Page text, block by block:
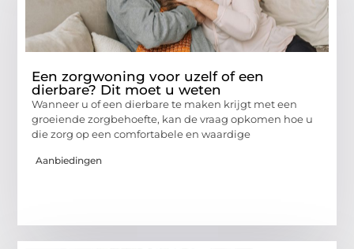
Een zorgwoning voor uzelf of een
dierbare? Dit moet u weten
Wanneer u of een dierbare te maken krijgt met een
groeiende zorgbehoefte, kan de vraag opkomen hoe u
die zorg op een comfortabele en waardige
Aanbiedingen